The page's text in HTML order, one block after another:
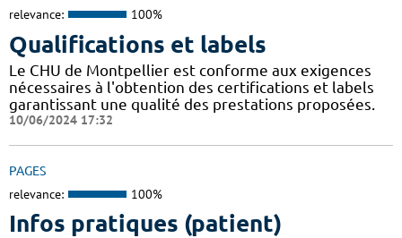
relevance: 100%
Qualifications et labels
Le CHU de Montpellier est conforme aux exigences
nécessaires à l'obtention des certifications et labels
garantissant une qualité des prestations proposées.
10/06/2024 17:32
PAGES
relevance: 100%
Infos pratiques (patient)